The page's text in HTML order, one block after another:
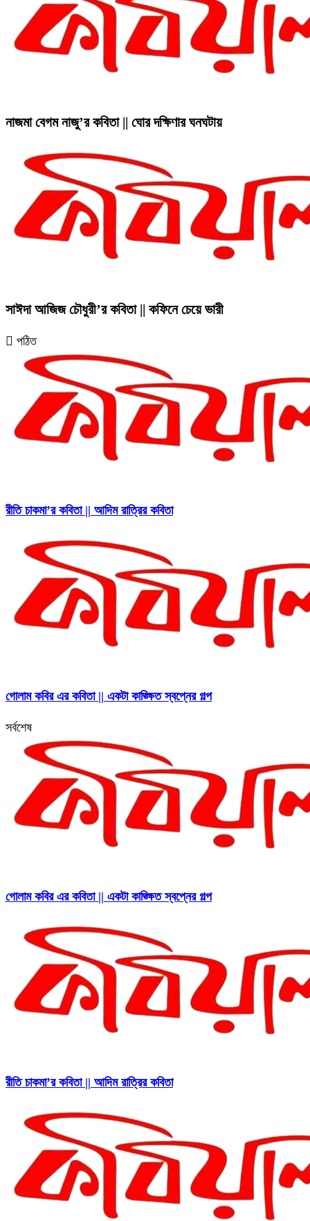
নাজমা বেগম নাজু’র কবিতা || ঘোর দক্ষিণার ঘনঘটায়
সাঈদা আজিজ চৌধুরী’র কবিতা || কফিনে চেয়ে ভারী
পঠিত
রীতি চাকমা’র কবিতা || আদিম রাত্রির কবিতা
গোলাম কবির এর কবিতা || একটা কাঙ্ক্ষিত স্বপ্নের গল্প
সর্বশেষ
গোলাম কবির এর কবিতা || একটা কাঙ্ক্ষিত স্বপ্নের গল্প
রীতি চাকমা’র কবিতা || আদিম রাত্রির কবিতা